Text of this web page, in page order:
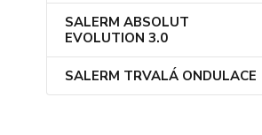
SALERM ABSOLUT
EVOLUTION 3.0
SALERM TRVALÁ ONDULACE